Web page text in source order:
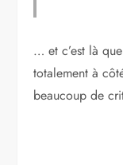
… et c’est là
totalement à
beaucoup de